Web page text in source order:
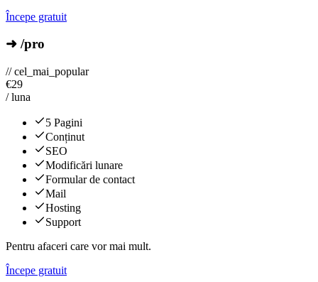
Începe gratuit
➜ /pro
// cel_mai_popular
€29
/ luna
5 Pagini
Conținut
SEO
Modificări lunare
Formular de contact
Mail
Hosting
Support
Pentru afaceri care vor mai mult.
Începe gratuit